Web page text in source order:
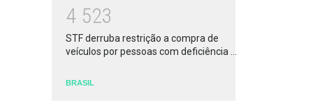
4 523
STF derruba restrição a compra de
veículos por pessoas com deficiência ...
BRASIL